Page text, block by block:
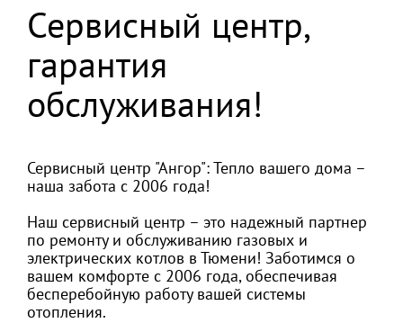
Сервисный центр,
гарантия
обслуживания!
Сервисный центр "Ангор": Тепло вашего дома –
наша забота с 2006 года!
Наш сервисный центр – это надежный партнер
по ремонту и обслуживанию газовых и
электрических котлов в Тюмени! Заботимся о
вашем комфорте с 2006 года, обеспечивая
бесперебойную работу вашей системы
отопления.